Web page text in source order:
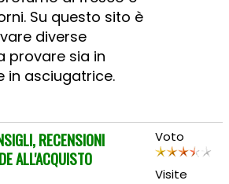
Su questo sito è
diverse
provare sia in
in asciugatrice.
RECENSIONI
ALL'ACQUISTO
Voto
Visite